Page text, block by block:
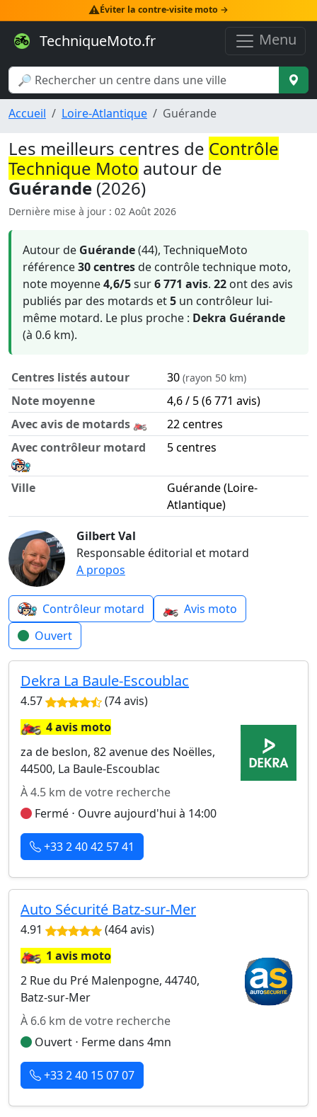
⚠️Éviter la contre-visite moto →
TechniqueMoto.fr Menu
Accueil Loire-Atlantique Guérande
Les meilleurs centres de Contrôle
Technique Moto autour de
Guérande(2026)
Dernière mise à jour : 02 Août 2026
Autour de Guérande(44), TechniqueMoto
référence30 centresde contrôle technique moto,
note moyenne4,6/5sur6 771 avis. 22 ont des avis
publiés par des motards et5 un contrôleur lui-
même motard. Le plus proche : Dekra Guérande
(à 0.6 km).
Centres listés autour 30 (rayon 50 km)
Note moyenne
4,6 / 5 (6 771 avis)
Avec avis de motards 🏍️
22 centres
Avec contrôleur motard
5 centres
Ville
Guérande (Loire-
Atlantique)
Gilbert Val
Responsable éditorial et motard
A propos
Contrôleur motard 🏍️ Avis moto
Ouvert
Dekra La Baule-Escoublac
4.57 (74 avis)
🏍️4 avis moto
za de beslon, 82 avenue des Noëlles,
44500, La Baule-Escoublac
À 4.5 km de votre recherche
Fermé ⋅ Ouvre aujourd'hui à 14:00
+33 2 40 42 57 41
Auto Sécurité Batz-sur-Mer
4.91 (464 avis)
🏍️1 avis moto
2 Rue du Pré Malenpogne, 44740,
Batz-sur-Mer
À 6.6 km de votre recherche
Ouvert ⋅ Ferme dans 4mn
+33 2 40 15 07 07